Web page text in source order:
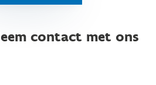
contact met ons